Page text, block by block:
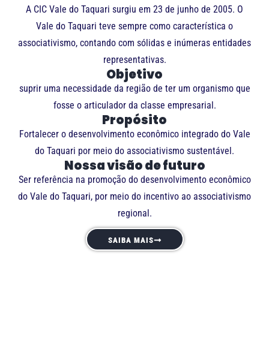
A CIC Vale do Taquari surgiu em 23 de junho de 2005. O
Vale do Taquari teve sempre como característica o
associativismo, contando com sólidas e inúmeras entidades
representativas.
Objetivo
suprir uma necessidade da região de ter um organismo que
fosse o articulador da classe empresarial.
Propósito
Fortalecer o desenvolvimento econômico integrado do Vale
do Taquari por meio do associativismo sustentável.
Nossa visão de futuro
Ser referência na promoção do desenvolvimento econômico
do Vale do Taquari, por meio do incentivo ao associativismo
regional.
SAIBA MAIS